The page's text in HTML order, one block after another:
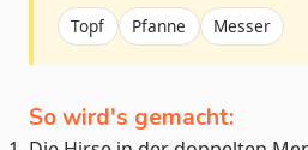
Topf Pfanne Messer
So wird's gemacht: